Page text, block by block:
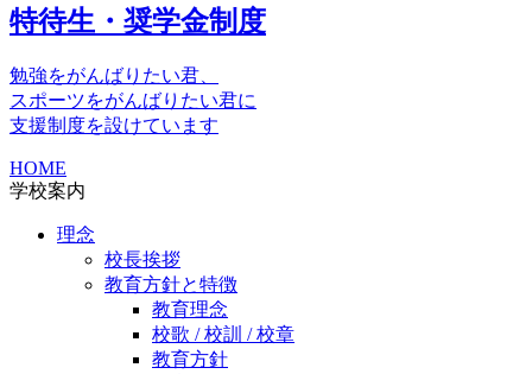
特待生・奨学金制度
勉強をがんばりたい君、
スポーツをがんばりたい君に
支援制度を設けています
HOME
学校案内
理念
校長挨拶
教育方針と特徴
教育理念
校歌 / 校訓 / 校章
教育方針